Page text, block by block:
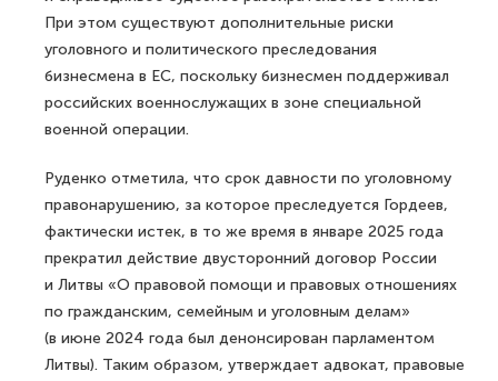
При этом существуют дополнительные риски
уголовного и политического преследования
бизнесмена в ЕС, поскольку бизнесмен поддерживал
российских военнослужащих в зоне специальной
военной операции.
Руденко отметила, что срок давности по уголовному
правонарушению, за которое преследуется Гордеев,
фактически истек, в то же время в январе 2025 года
прекратил действие двусторонний договор России
и Литвы «О правовой помощи и правовых отношениях
по гражданским, семейным и уголовным делам»
(в июне 2024 года был денонсирован парламентом
Литвы). Таким образом, утверждает адвокат, правовые